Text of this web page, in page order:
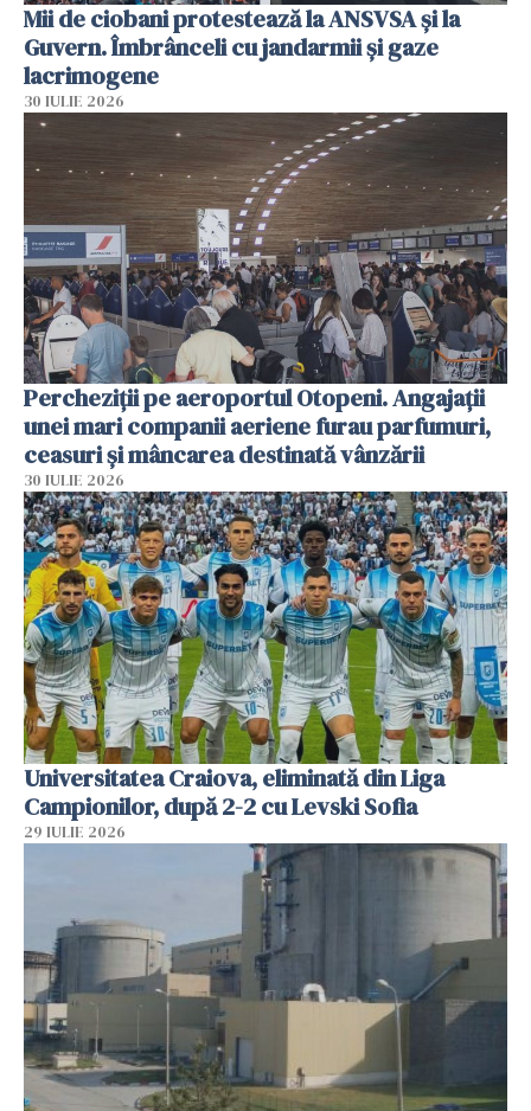
Mii de ciobani protestează la ANSVSA și la
Guvern. Îmbrânceli cu jandarmii și gaze
lacrimogene
30 IULIE 2026
Percheziții pe aeroportul Otopeni. Angajații
unei mari companii aeriene furau parfumuri,
ceasuri și mâncarea destinată vânzării
30 IULIE 2026
Universitatea Craiova, eliminată din Liga
Campionilor, după 2-2 cu Levski Sofia
29 IULIE 2026